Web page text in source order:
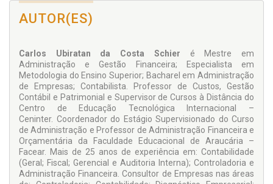
AUTOR(ES)
Carlos Ubiratan da Costa Schier é Mestre em
Administração e Gestão Financeira; Especialista em
Metodologia do Ensino Superior; Bacharel em Administração
de Empresas; Contabilista. Professor de Custos, Gestão
Contábil e Patrimonial e Supervisor de Cursos à Distância do
Centro de Educação Tecnológica Internacional –
Ceninter. Coordenador do Estágio Supervisionado do Curso
de Administração e Professor de Administração Financeira e
Orçamentária da Faculdade Educacional de Araucária –
Facear. Mais de 25 anos de experiência em: Contabilidade
(Geral; Fiscal; Gerencial e Auditoria Interna); Controladoria e
Administração Financeira. Consultor de Empresas nas áreas